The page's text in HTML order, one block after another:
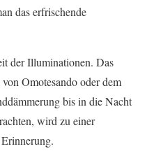
das erfrischende
der Illuminationen. Das
Omotesando oder dem
bis in die Nacht
wird zu einer